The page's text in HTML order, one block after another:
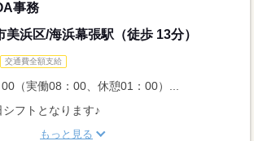
事務
美浜区/海浜幕張駅（徒歩 13分）
交通費全額支給
（実働08：00、休憩01：00）...
フトとなります♪
もっと見る